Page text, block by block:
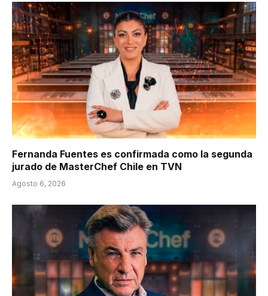
Fernanda Fuentes es confirmada como la segunda
jurado de MasterChef Chile en TVN
Agosto 6, 2026